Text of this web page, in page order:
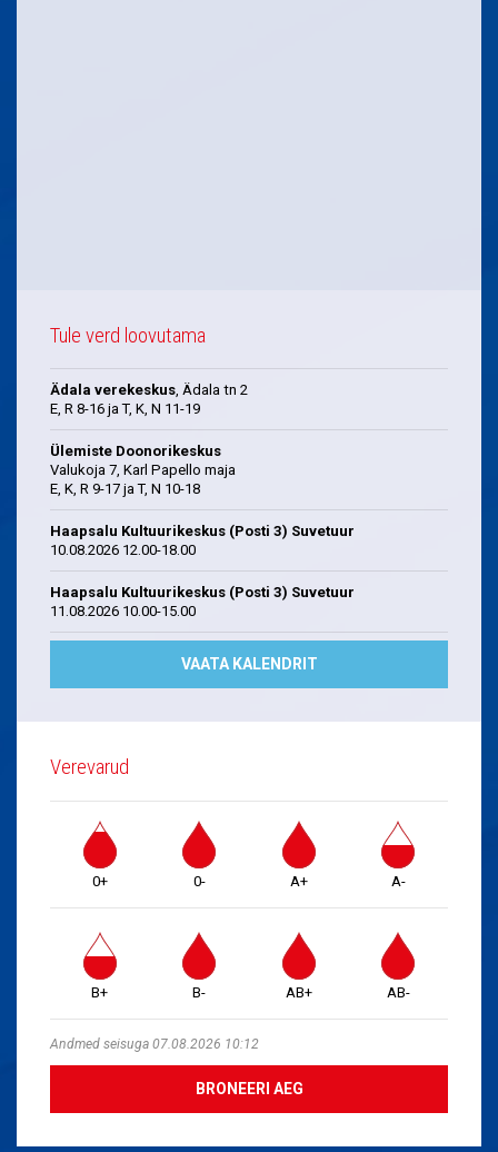
Tule verd loovutama
Ädala verekeskus, Ädala tn 2
E, R 8-16 ja T, K, N 11-19
Ülemiste Doonorikeskus
Valukoja 7, Karl Papello maja
E, K, R 9-17 ja T, N 10-18
Haapsalu Kultuurikeskus (Posti 3) Suvetuur
10.08.2026 12.00-18.00
Haapsalu Kultuurikeskus (Posti 3) Suvetuur
11.08.2026 10.00-15.00
VAATA KALENDRIT
Verevarud
0+ 0- A+ A-
B+ B- AB+ AB-
Andmed seisuga 07.08.2026 10:12
BRONEERI AEG